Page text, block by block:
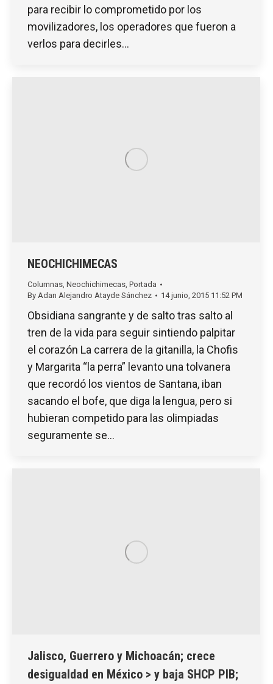
para recibir lo comprometido por los
movilizadores, los operadores que fueron a
verlos para decirles…
NEOCHICHIMECAS
Columnas, Neochichimecas, Portada
By Adan Alejandro Atayde Sánchez 14 junio, 2015 11:52 PM
Obsidiana sangrante y de salto tras salto al
tren de la vida para seguir sintiendo palpitar
el corazón La carrera de la gitanilla, la Chofis
y Margarita “la perra” levanto una tolvanera
que recordó los vientos de Santana, iban
sacando el bofe, que diga la lengua, pero si
hubieran competido para las olimpiadas
seguramente se…
Jalisco, Guerrero y Michoacán; crece
desigualdad en México > y baja SHCP PIB;